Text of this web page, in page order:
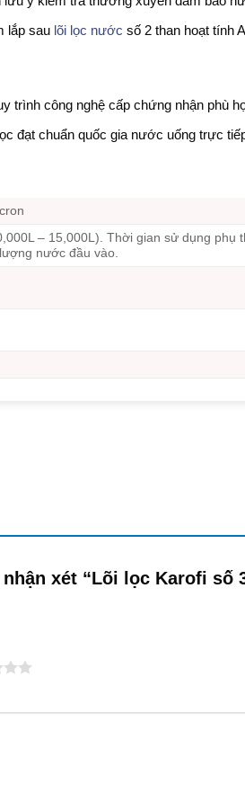
lắp sau lõi lọc nước số 2 than hoạt tính
trình công nghệ cấp chứng nhận phù
đạt chuẩn quốc gia nước uống trực
– 15,000L). Thời gian sử dụng
nước đầu vào.
xét “Lõi lọc Karofi số